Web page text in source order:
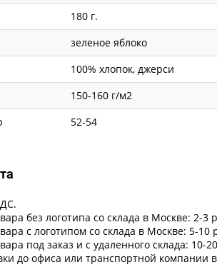
180 г.
зеленое яблоко
100% хлопок, джерси
150-160 г/м2
52-54
без логотипа со склада в Москве: 2-3
с логотипом со склада в Москве: 5-
под заказ и с удаленного склада:
до офиса или транспортной компании